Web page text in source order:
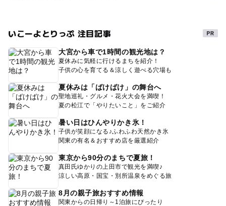
いこーよとりっぷ 注目記事
大宮から車で1時間の観光地は？
夏休みに気軽に行けるまちを紹介！
子供の心を育てる＆涼しく遊べる穴場も
夏休みは「ばけばけ」の舞台へ
聖地巡礼・グルメ・花火大会を満喫！
夏の松江で「やりたいこと」をご紹介
暑い日はひんやりかき氷！
子供が笑顔になる♪ふわふわ天然かき氷
関東の有名＆おすすめ店を厳選紹介
東京から90分のまちで夏旅！
真田氏ゆかりの上田市で観光を満喫♪
涼しい高原・国宝・別所温泉をめぐる旅
8月の親子旅おすすめ情報
関東からの日帰り～1泊旅にぴったり